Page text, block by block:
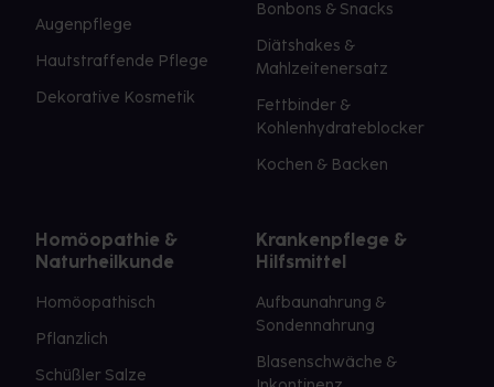
Augenpflege
Hautstraffende Pflege
Dekorative Kosmetik
Bonbons & Snacks
Diätshakes &
Mahlzeitenersatz
Fettbinder &
Kohlenhydrateblocker
Kochen & Backen
Homöopathie &
Naturheilkunde
Homöopathisch
Pflanzlich
Schüßler Salze
Krankenpflege &
Hilfsmittel
Aufbaunahrung &
Sondennahrung
Blasenschwäche &